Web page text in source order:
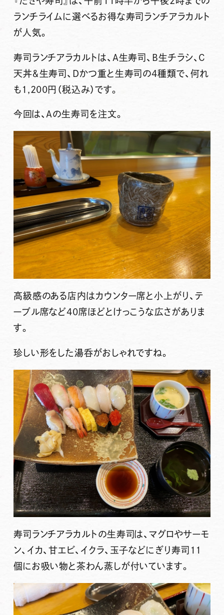
ランチライムに選べるお得な寿司ランチアラカルト
が人気。
寿司ランチアラカルトは、A生寿司、B生チラシ、C
天丼＆生寿司、Dかつ重と生寿司の4種類で、何れ
も1,200円（税込み）です。
今回は、Aの生寿司を注文。
高級感のある店内はカウンター席と小上がり、テ
ーブル席など40席ほどとけっこうな広さがありま
す。
珍しい形をした湯呑がおしゃれですね。
寿司ランチアラカルトの生寿司は、マグロやサーモ
ン、イカ、甘エビ、イクラ、玉子などにぎり寿司11
個にお吸い物と茶わん蒸しが付いています。